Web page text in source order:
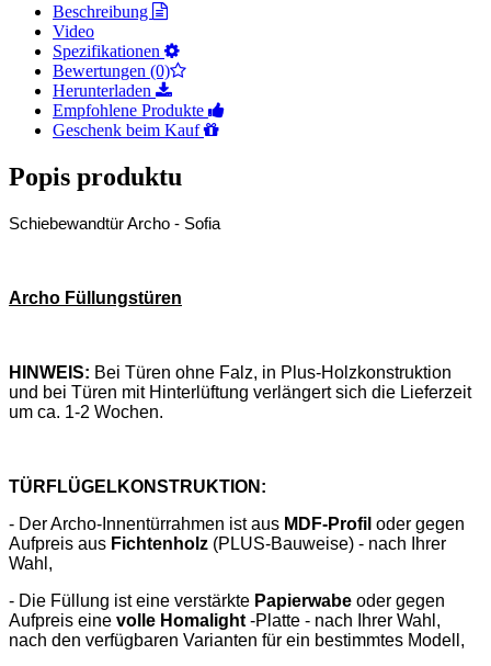
Beschreibung
Video
Spezifikationen
Bewertungen (0)
Herunterladen
Empfohlene Produkte
Geschenk beim Kauf
Popis produktu
Schiebewandtür Archo - Sofia
Archo Füllungstüren
HINWEIS: Bei Türen ohne Falz, in Plus-Holzkonstruktion
und bei Türen mit Hinterlüftung verlängert sich die Lieferzeit
um ca. 1-2 Wochen.
TÜRFLÜGELKONSTRUKTION:
- Der Archo-Innentürrahmen ist aus MDF-Profil oder gegen
Aufpreis aus Fichtenholz (PLUS-Bauweise) - nach Ihrer
Wahl,
- Die Füllung ist eine verstärkte Papierwabe oder gegen
Aufpreis eine volle Homalight -Platte - nach Ihrer Wahl,
nach den verfügbaren Varianten für ein bestimmtes Modell,